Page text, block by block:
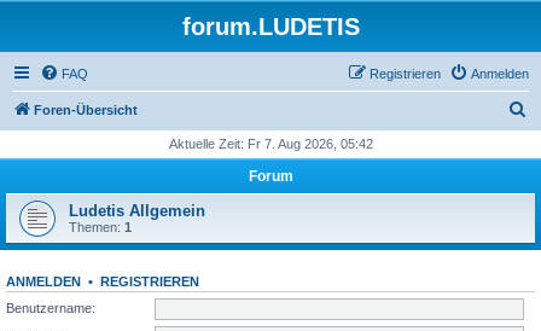
forum.LUDETIS
FAQ Anmelden
Registrieren
Foren-Übersicht
h
Aktuelle Zeit: Fr 7. Aug 2026, 05:42
Forum
Ludetis Allgemein
Themen: 1
ANMELDEN • REGISTRIEREN
Benutzername: